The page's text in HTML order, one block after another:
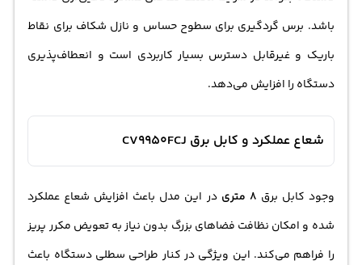
باشد. برس گردگیری برای سطوح حساس و نازل شکاف برای نقاط
باریک و غیرقابل دسترس بسیار کاربردی است و انعطاف‌پذیری
دستگاه را افزایش می‌دهد.
شعاع عملکرد و کابل برق CV9950FCJ
وجود کابل برق 8 متری
در این مدل باعث افزایش شعاع عملکرد
شده و امکان نظافت فضاهای بزرگ بدون نیاز به تعویض مکرر پریز
را فراهم می‌کند. این ویژگی در کنار طراحی سطلی دستگاه باعث